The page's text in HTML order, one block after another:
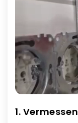
1. Vermessen